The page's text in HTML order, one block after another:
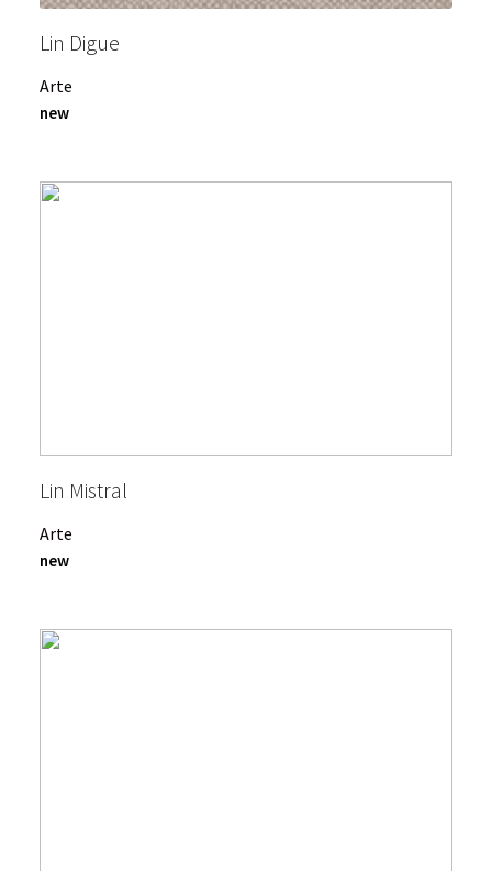
Lin Digue
Arte
new
Lin Mistral
Arte
new